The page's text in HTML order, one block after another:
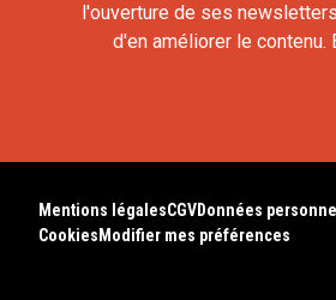
l'ouverture de ses
d'en améliorer le contenu.
Mentions légalesCGVDonnées
Cookies Modifier mes préférences